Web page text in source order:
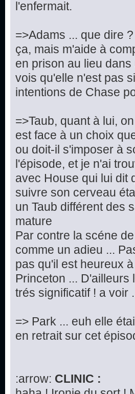
l'enfermait.
=>Adams ... que dire
ça, mais m'aide à
en prison au lieu
vois qu'elle n'est pas
intentions de Chase
=>Taub, quant à lui,
est face à un choix
ou doit-il s'imposer à
l'épisode, et je n'ai
avec House qui lui dit
suivre son cerveau
un Taub différent des
mature
Par contre la scéne
comme un adieu ...
pas qu'il est heureux
Princeton ...
trés significatif ! a voir
=> Park ... euh elle
en retrait sur cet
:arrow: CLINIC :